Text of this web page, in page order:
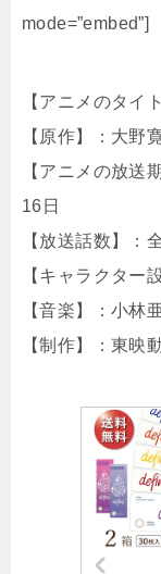
mode=”embed”]
【アニメのタイ
【原作】：大野
【アニメの放送
16日
【放送話数】：
【キャラクター
【音楽】：小林
【制作】：東映